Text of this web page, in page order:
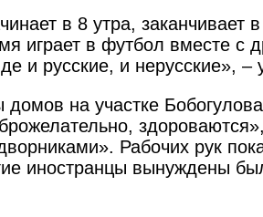
в 8 утра, заканчивает
играет в футбол вместе с
и русские, и нерусские», –
на участке
Рабочих рук
иностранцы вынуждены